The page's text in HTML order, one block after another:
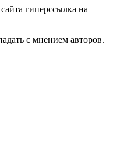
гиперссылка на
с мнением авторов.